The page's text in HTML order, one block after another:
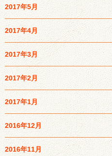
2017年5月
2017年4月
2017年3月
2017年2月
2017年1月
2016年12月
2016年11月